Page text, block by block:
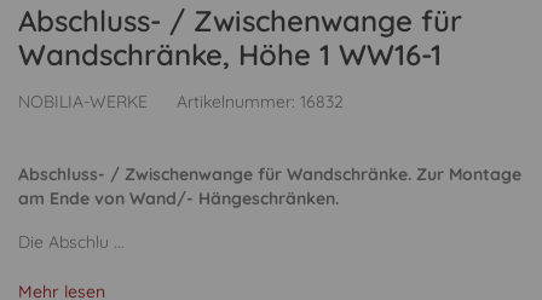
Abschluss- / Zwischenwange für
Wandschränke, Höhe 1 WW16-1
NOBILIA-WERKE Artikelnummer: 16832
Abschluss- / Zwischenwange für Wandschränke. Zur Montage
am Ende von Wand/- Hängeschränken.
Die Abschlu ...
Mehr lesen